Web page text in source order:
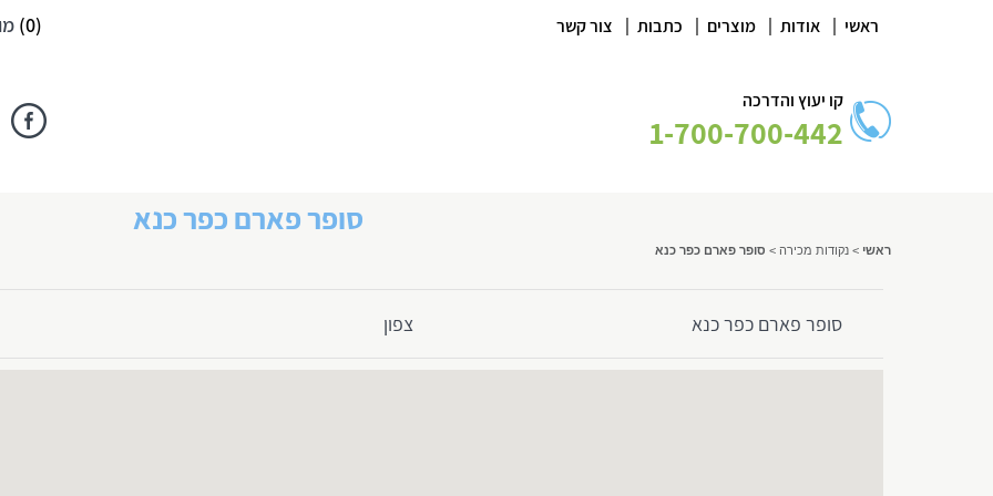
ראשי | אודות | מוצרים | כתבות | צור קשר (
0
)
קו יעוץ והדרכה
1-700-700-442
סופר פארם כפר כנא
ראשי > נקודות מכירה > סופר פארם כפר כנא
סופר פארם כפר כנא צפון